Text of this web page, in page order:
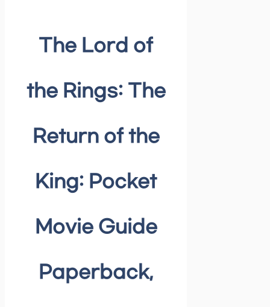
The Lord of
the Rings: The
Return of the
King: Pocket
Movie Guide
Paperback,